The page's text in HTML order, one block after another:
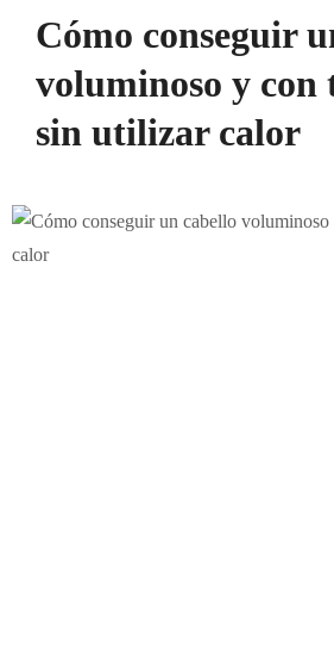
Cómo conseguir
voluminoso y con
sin utilizar calor